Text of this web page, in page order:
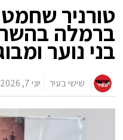
טורניר
ברמלה
בני נוער
שישי בעיר יוני 7, 2026